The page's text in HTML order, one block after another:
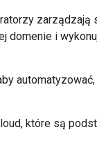
zarządzają
domenie i
które są